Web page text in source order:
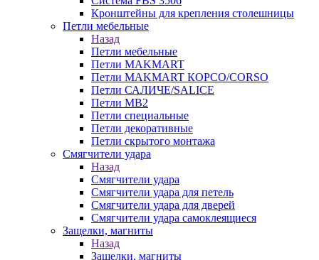
Кронштейны для крепления столешницы
Петли мебельные
Назад
Петли мебельные
Петли MAKMART
Петли MAKMART КОРСО/CORSO
Петли САЛИЧЕ/SALICE
Петли MB2
Петли специальные
Петли декоративные
Петли скрытого монтажа
Смягчители удара
Назад
Смягчители удара
Смягчители удара для петель
Смягчители удара для дверей
Cмягчители удара самоклеящиеся
Защелки, магниты
Назад
Защелки, магниты